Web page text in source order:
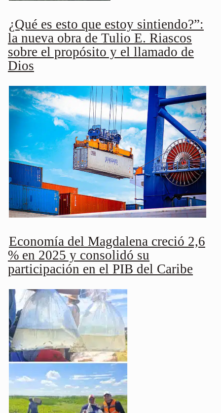
¿Qué es esto que estoy sintiendo?”:
la nueva obra de Tulio E. Riascos
sobre el propósito y el llamado de
Dios
Economía del Magdalena creció 2,6
% en 2025 y consolidó su
participación en el PIB del Caribe